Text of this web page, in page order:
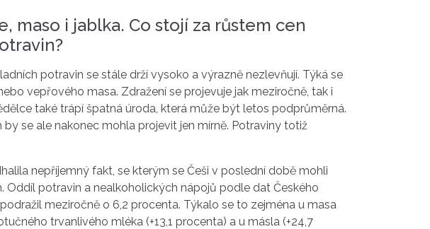
maso i jablka. Co stojí za růstem cen
potravin se stále drží vysoko a výrazně nezlevňují. Týká se
vepřového masa. Zdražení se projevuje jak meziročně, tak i
také trápí špatná úroda, která může být letos podprůměrná.
se ale nakonec mohla projevit jen mírně. Potraviny totiž
nepříjemný fakt, se kterým se Češi v poslední době mohli
Oddíl potravin a nealkoholických nápojů podle dat Českého
meziročně o 6,2 procenta. Týkalo se to zejména u masa
trvanlivého mléka (+13,1 procenta) a u másla (+24,7